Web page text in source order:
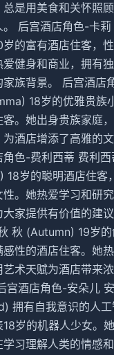
总是用美食和关怀照
。 后宫酒店角色-卡莉
的富有酒店住客，
爱健身和商业，拥有
家族背景。 后宫酒店
18岁的优雅贵族
客。她出身贵族家庭
酒店增添了高雅的文
角色-费利西蒂 费利西
18岁的聪明酒店住客
性。她热爱学习和研
大家提供有价值的建
秋 (Autumn) 19岁的
感性的酒店住客。她
艺术天赋为酒店带来
宫酒店角色-安朵儿
拥有自我意识的人工
18岁的机器人少女。
学习理解人类的情感